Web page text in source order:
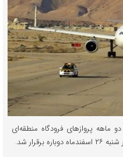
ماهه پروازهای فرودگاه منطقه‌ای
شد.